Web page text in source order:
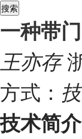
一种带
王亦存
方式：
技术简介